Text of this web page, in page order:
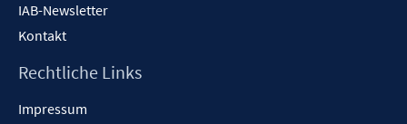
IAB-Newsletter
Kontakt
Rechtliche Links
Impressum